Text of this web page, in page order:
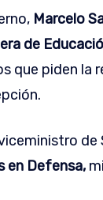
Marcelo
de
que piden la
de
en Defensa,